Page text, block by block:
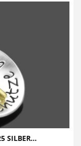
SILBER...